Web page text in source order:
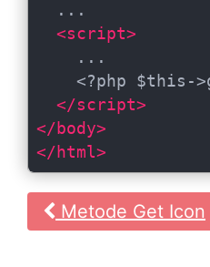
  ...
<script>
    ...
<?php $this-
</script>
</ body>
</ html>
Metode Get Icon